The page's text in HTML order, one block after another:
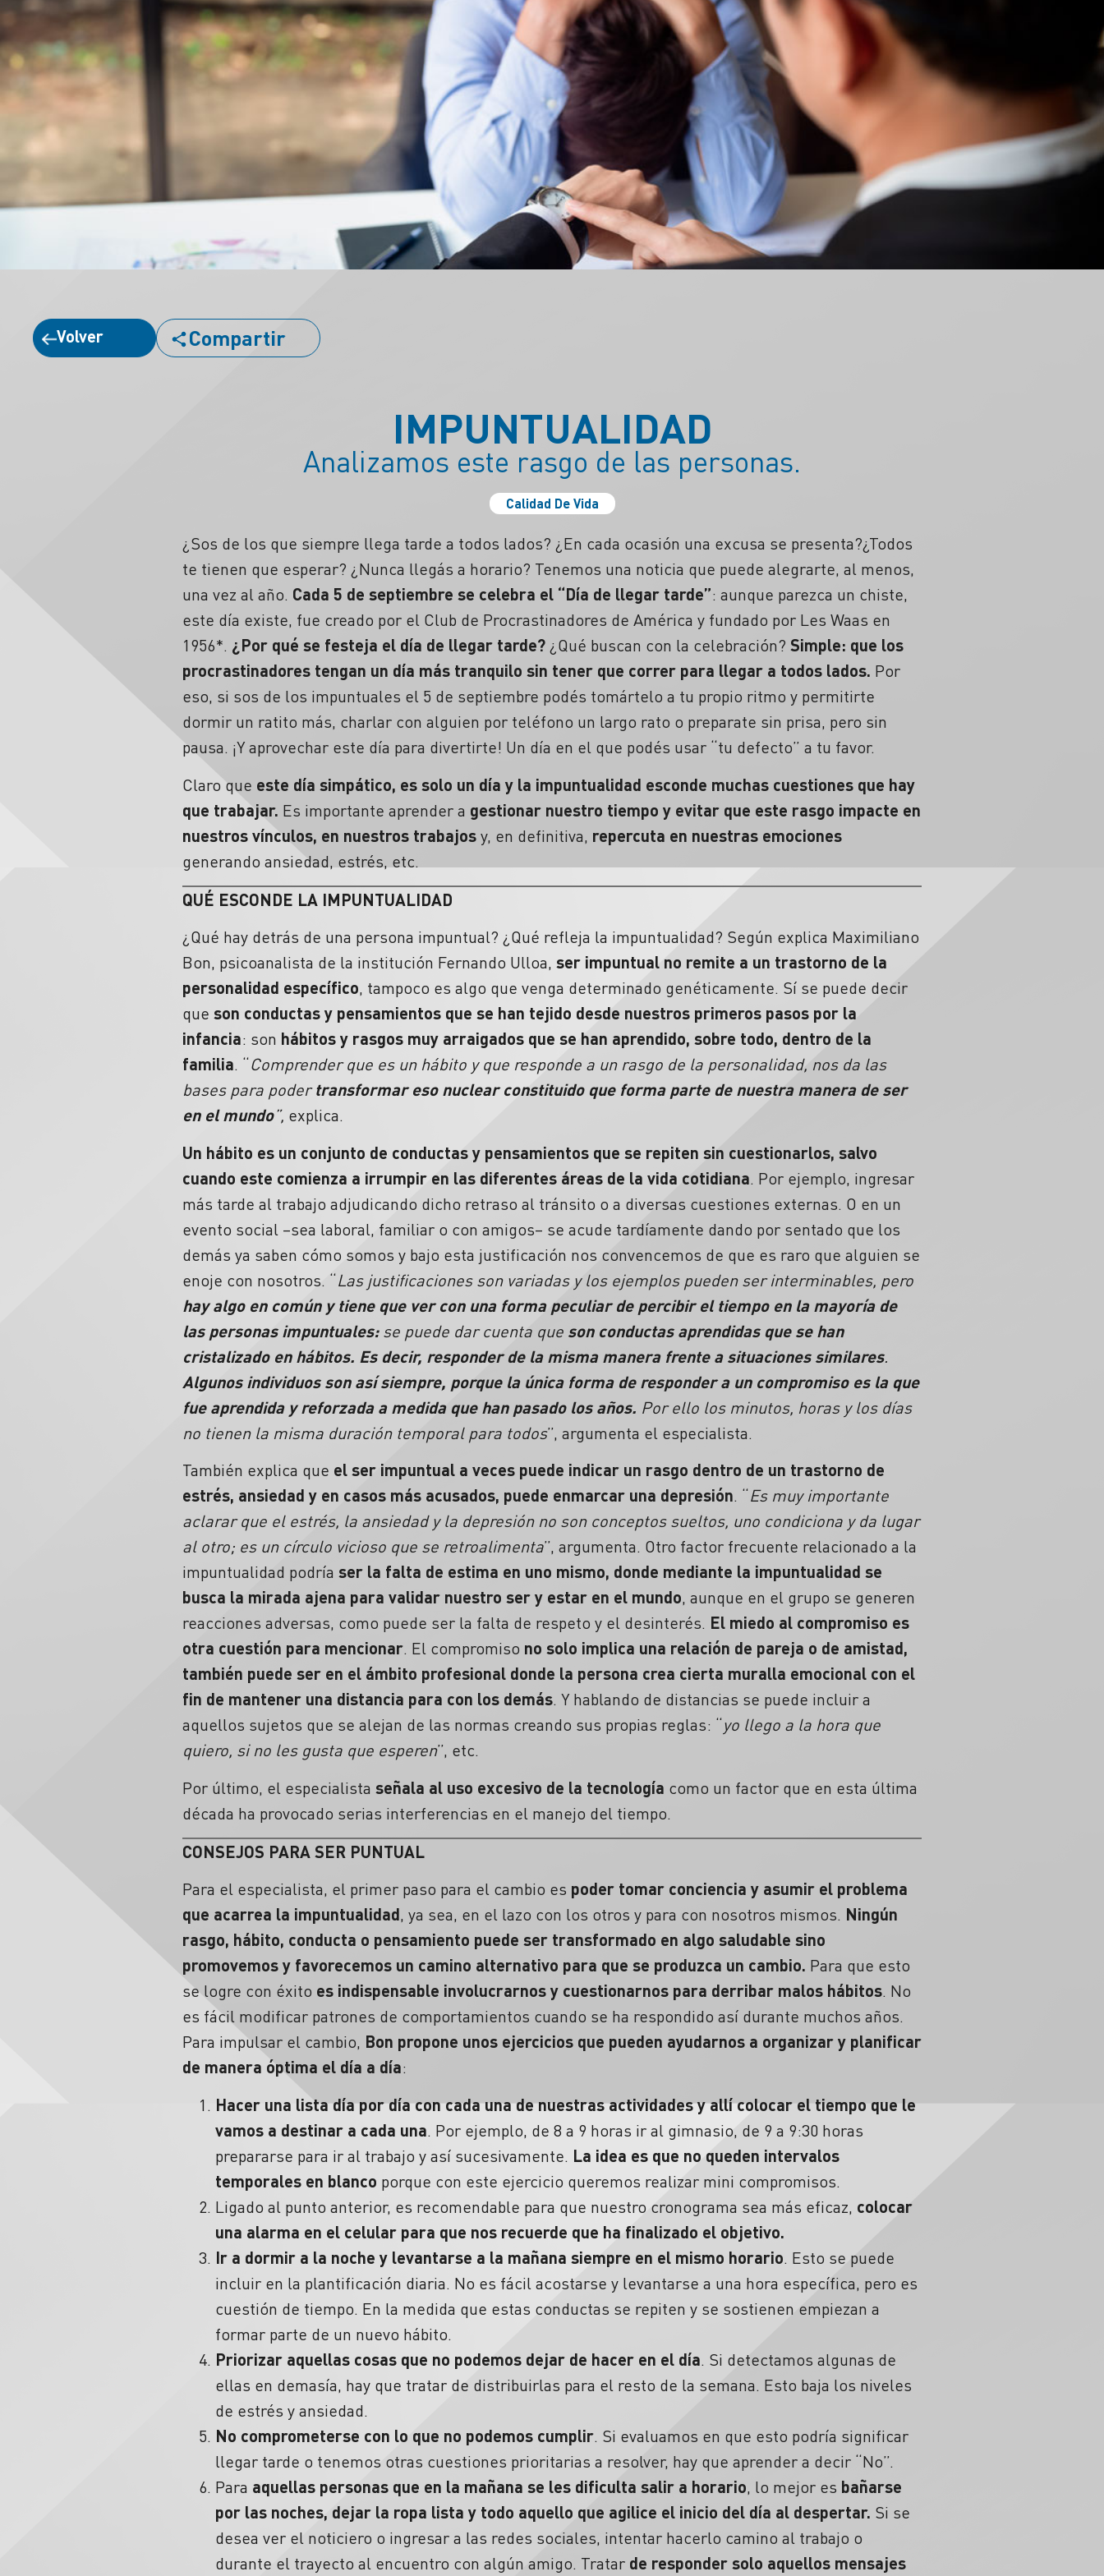
Volver Compartir
IMPUNTUALIDAD
Analizamos este rasgo de las personas.
Calidad De Vida
¿Sos de los que siempre llega tarde a todos lados? ¿En cada ocasión una excusa se presenta?¿Todos
te tienen que esperar? ¿Nunca llegás a horario? Tenemos una noticia que puede alegrarte, al menos,
una vez al año. Cada 5 de septiembre se celebra el “Día de llegar tarde”: aunque parezca un chiste,
este día existe, fue creado por el Club de Procrastinadores de América y fundado por Les Waas en
1956*. ¿ Por qué se festeja el día de llegar tarde? ¿Qué buscan con la celebración? Simple: que los
procrastinadores tengan un día más tranquilo sin tener que correr para llegar a todos lados. Por
eso, si sos de los impuntuales el 5 de septiembre podés tomártelo a tu propio ritmo y permitirte
dormir un ratito más, charlar con alguien por teléfono un largo rato o preparate sin prisa, pero sin
pausa. ¡Y aprovechar este día para divertirte! Un día en el que podés usar “tu defecto” a tu favor.
Claro que este día simpático, es solo un día y la impuntualidad esconde muchas cuestiones que hay
que trabajar. Es importante aprender a gestionar nuestro tiempo y evitar que este rasgo impacte en
nuestros vínculos, en nuestros trabajos y, en definitiva, repercuta en nuestras emociones
generando ansiedad, estrés, etc.
QUÉ ESCONDE LA IMPUNTUALIDAD
¿Qué hay detrás de una persona impuntual? ¿Qué refleja la impuntualidad? Según explica Maximiliano
Bon, psicoanalista de la institución Fernando Ulloa, ser impuntual no remite a un trastorno de la
personalidad específico, tampoco es algo que venga determinado genéticamente. Sí se puede decir
que son conductas y pensamientos que se han tejido desde nuestros primeros pasos por la
infancia: son hábitos y rasgos muy arraigados que se han aprendido, sobre todo, dentro de la
familia. “Comprender que es un hábito y que responde a un rasgo de la personalidad, nos da las
bases para podertransformar eso nuclear constituido que forma parte de nuestra manera de ser
en el mundo”, explica.
Un hábito es un conjunto de conductas y pensamientos que se repiten sin cuestionarlos, salvo
cuando este comienza a irrumpir en las diferentes áreas de la vida cotidiana. Por ejemplo, ingresar
más tarde al trabajo adjudicando dicho retraso al tránsito o a diversas cuestiones externas. O en un
evento social –sea laboral, familiar o con amigos– se acude tardíamente dando por sentado que los
demás ya saben cómo somos y bajo esta justificación nos convencemos de que es raro que alguien se
enoje con nosotros. “Las justificaciones son variadas y los ejemplos pueden ser interminables, pero
hay algo en común y tiene que ver con una forma peculiar de percibir el tiempo en la mayoría de
las personas impuntuales: se puede dar cuenta que son conductas aprendidas que se han
cristalizado en hábitos. Es decir, responder de la misma manera frente a situaciones similares.
Algunos individuos son así siempre, porque la única forma de responder a un compromiso es la que
fue aprendida y reforzada a medida que han pasado los años. Por ello los minutos, horas y los días
no tienen la misma duración temporal para todos”, argumenta el especialista.
También explica que el ser impuntual a veces puede indicar un rasgo dentro de un trastorno de
estrés, ansiedad y en casos más acusados, puede enmarcar una depresión. “Es muy importante
aclarar que el estrés, la ansiedad y la depresión no son conceptos sueltos, uno condiciona y da lugar
al otro; es un círculo vicioso que se retroalimenta”, argumenta. Otro factor frecuente relacionado a la
impuntualidad podría ser la falta de estima en uno mismo, donde mediante la impuntualidad se
busca la mirada ajena para validar nuestro ser y estar en el mundo, aunque en el grupo se generen
reacciones adversas, como puede ser la falta de respeto y el desinterés. El miedo al compromiso es
otra cuestión para mencionar. El compromiso no solo implica una relación de pareja o de amistad,
también puede ser en el ámbito profesional donde la persona crea cierta muralla emocional con el
fin de mantener una distancia para con los demás. Y hablando de distancias se puede incluir a
aquellos sujetos que se alejan de las normas creando sus propias reglas: “yo llego a la hora que
quiero, si no les gusta que esperen”, etc.
Por último, el especialista señala al uso excesivo de la tecnología como un factor que en esta última
década ha provocado serias interferencias en el manejo del tiempo.
CONSEJOS PARA SER PUNTUAL
Para el especialista, el primer paso para el cambio es poder tomar conciencia y asumir el problema
que acarrea la impuntualidad, ya sea, en el lazo con los otros y para con nosotros mismos. Ningún
rasgo, hábito, conducta o pensamiento puede ser transformado en algo saludable sino
promovemos y favorecemos un camino alternativo para que se produzca un cambio. Para que esto
se logre con éxito es indispensable involucrarnos y cuestionarnos para derribar malos hábitos. No
es fácil modificar patrones de comportamientos cuando se ha respondido así durante muchos años.
Para impulsar el cambio, Bon propone unos ejercicios que pueden ayudarnos a organizar y planificar
de manera óptima el día a día:
Hacer una lista día por día con cada una de nuestras actividades y allí colocar el tiempo que le
vamos a destinar a cada una. Por ejemplo, de 8 a 9 horas ir al gimnasio, de 9 a 9:30 horas
prepararse para ir al trabajo y así sucesivamente. La idea es que no queden intervalos
temporales en blanco porque con este ejercicio queremos realizar mini compromisos.
Ligado al punto anterior, es recomendable para que nuestro cronograma sea más eficaz, colocar
una alarma en el celular para que nos recuerde que ha finalizado el objetivo.
Ir a dormir a la noche y levantarse a la mañana siempre en el mismo horario. Esto se puede
incluir en la plantificación diaria. No es fácil acostarse y levantarse a una hora específica, pero es
cuestión de tiempo. En la medida que estas conductas se repiten y se sostienen empiezan a
formar parte de un nuevo hábito.
Priorizar aquellas cosas que no podemos dejar de hacer en el día. Si detectamos algunas de
ellas en demasía, hay que tratar de distribuirlas para el resto de la semana. Esto baja los niveles
de estrés y ansiedad.
No comprometerse con lo que no podemos cumplir. Si evaluamos en que esto podría significar
llegar tarde o tenemos otras cuestiones prioritarias a resolver, hay que aprender a decir “No”.
Para aquellas personas que en la mañana se les dificulta salir a horario, lo mejor es bañarse
por las noches, dejar la ropa lista y todo aquello que agilice el inicio del día al despertar. Si se
desea ver el noticiero o ingresar a las redes sociales, intentar hacerlo camino al trabajo o
durante el trayecto al encuentro con algún amigo. Tratar de responder solo aquellos mensajes